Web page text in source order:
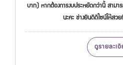
บาท) หากต้องการงบประหยัดกว่านี้ สามา
นะคะ ช่างยินดีดีไซน์ให้สว
ดูรายละเ